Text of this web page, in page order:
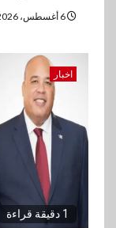
اخبار
1 دقيقة قراءة